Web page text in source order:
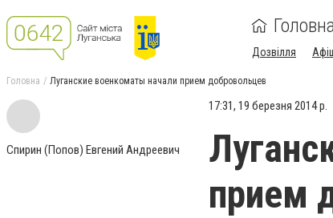
Дозвілля
Головна Луганские военкоматы начали прием добровольцев
Спирин (Попов) Евгений Андреевич
17:31, 19 березня 2014 р.
прием